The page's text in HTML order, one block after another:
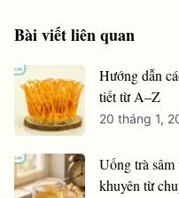
Bài viết liên quan
Hướng dẫn
tiết từ A–Z
20 tháng 1,
Uống trà
khuyên từ